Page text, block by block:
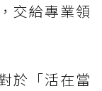
交給專業領
於「活在當